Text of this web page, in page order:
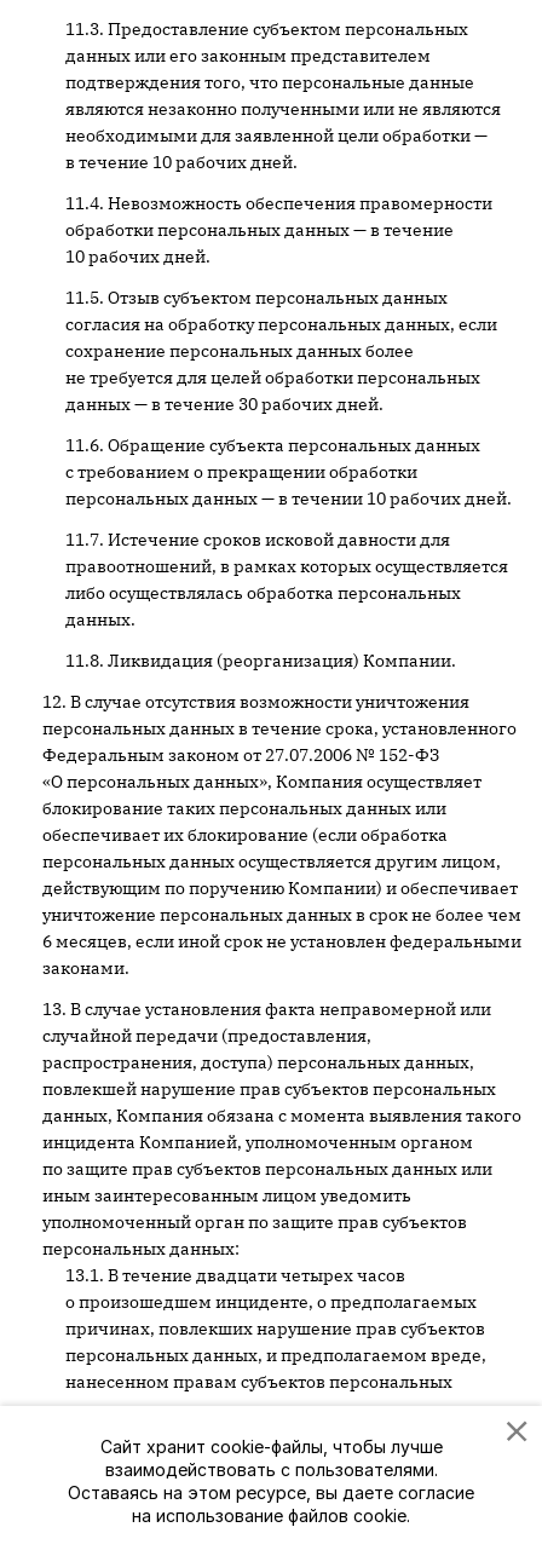
Предоставление субъектом персональных
данных или его законным представителем
подтверждения того, что персональные данные
являются незаконно полученными или не являются
необходимыми для заявленной цели обработки —
в течение 10 рабочих дней.
Невозможность обеспечения правомерности
обработки персональных данных — в течение
10 рабочих дней.
Отзыв субъектом персональных данных
согласия на обработку персональных данных, если
сохранение персональных данных более
не требуется для целей обработки персональных
данных — в течение 30 рабочих дней.
Обращение субъекта персональных данных
с требованием о прекращении обработки
персональных данных — в течении 10 рабочих дней.
Истечение сроков исковой давности для
правоотношений, в рамках которых осуществляется
либо осуществлялась обработка персональных
данных.
Ликвидация (реорганизация) Компании.
В случае отсутствия возможности уничтожения
персональных данных в течение срока, установленного
Федеральным законом от 27.07.2006 № 152-ФЗ
«О персональных данных», Компания осуществляет
блокирование таких персональных данных или
обеспечивает их блокирование (если обработка
персональных данных осуществляется другим лицом,
действующим по поручению Компании) и обеспечивает
уничтожение персональных данных в срок не более чем
6 месяцев, если иной срок не установлен федеральными
законами.
В случае установления факта неправомерной или
случайной передачи (предоставления,
распространения, доступа) персональных данных,
повлекшей нарушение прав субъектов персональных
данных, Компания обязана с момента выявления такого
инцидента Компанией, уполномоченным органом
по защите прав субъектов персональных данных или
иным заинтересованным лицом уведомить
уполномоченный орган по защите прав субъектов
персональных данных:
В течение двадцати четырех часов
о произошедшем инциденте, о предполагаемых
причинах, повлекших нарушение прав субъектов
персональных данных, и предполагаемом вреде,
нанесенном правам субъектов персональных
последствий соответствующего инцидента, а также
предоставить сведения о лице, уполномоченном
Компанией на взаимодействие с уполномоченным
органом по защите прав субъектов персональных
Сайт хранит cookie-файлы, чтобы лучше
взаимодействовать с пользователями.
Оставаясь на этом ресурсе, вы даете согласие
на использование файлов cookie.